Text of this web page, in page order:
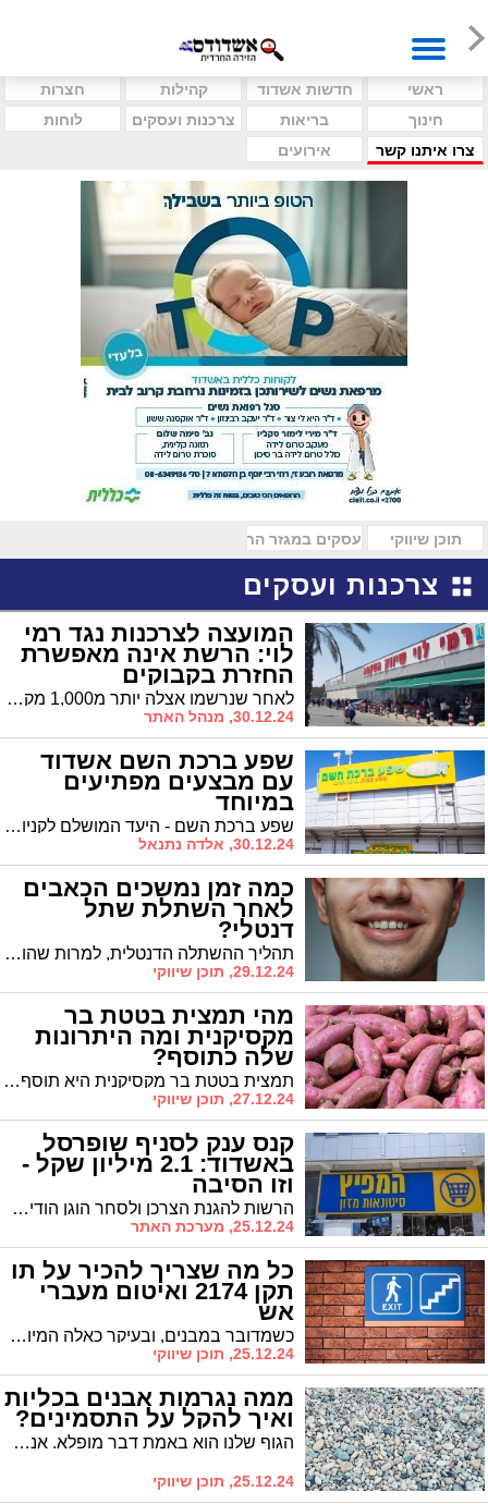
ראשי חדשות אשדוד קהילות
חצרות
חינוך
בריאות צרכנות ועסקים
לוחות
צרו איתנו קשר
אירועים
תוכן שיווקי עסקים במגזר החרדי
צרכנות ועסקים
המועצה לצרכנות נגד רמי
לוי: הרשת אינה מאפשרת
החזרת בקבוקים
לאחר שנרשמו אצלה יותר מ1,000 מקרים שבהם לא התאפשר להחזיר בקבוקים ברשת 'רמי לוי' מגישה המועצה הישראלית לצרכנות תביעה נגד הרשת: "פוגעת באוכלוסיות החלשות"
30.12.24, מנהל האתר
שפע ברכת השם אשדוד
עם מבצעים מפתיעים
במיוחד
שפע ברכת השם - היעד המושלם לקניות השבועיות: עם מבצעים מפתיעים, מחירים אטרקטיביים ומגוון רחב של מוצרים
30.12.24, אלדה נתנאל
כמה זמן נמשכים הכאבים
לאחר השתלת שתל
דנטלי?
תהליך ההשתלה הדנטלית, למרות שהוא נחשב לפעולה בטוחה ומתקדמת, כרוך במידה מסוימת של אי נוחות או כאב. עם זאת, הכאב אינו נמשך לאורך זמן רב ובדרך כלל מדובר באי נוחות זמנית שניתן להתמודד איתה בקלות יחסית. במאמר זה נדון בכמה זמן נמשכים הכאבים ומה ניתן לעשות כדי להקל עליהם.
29.12.24, תוכן שיווקי
מהי תמצית בטטת בר
מקסיקנית ומה היתרונות
שלה כתוסף?
תמצית בטטת בר מקסיקנית היא תוסף תזונה טבעי שמופק מצמח ה-Dioscorea villosa מכונה בטטת בר מקסיקנית.
27.12.24, תוכן שיווקי
קנס ענק לסניף שופרסל
באשדוד: 2.1 מיליון שקל -
וזו הסיבה
הרשות להגנת הצרכן ולסחר הוגן הודיעה אתמול על כוונתה להטיל קנס חסר תקדים בסך 2.1 מיליון שקלים על סניף "המפיץ" של רשת שופרסל באשדוד בעקבות שורת הפרות של חוק הגנת הצרכן.
25.12.24, מערכת האתר
כל מה שצריך להכיר על תו
תקן 2174 ואיטום מעברי
אש
כשמדובר במבנים, ובעיקר כאלה המיועדים לשהייה של אנשים, הבטיחות היא מעל לכל והיא נושא שאסור להקל בו ראש. כדי להשיג את הבטיחות החשובה הזו, יש לא מעט פעולות שצריך לנקוט, ביניהן איטום מעברי אש, המספקים הגנה למבנים ולדיירים בהם מפני התפשטות שריפה לא רצויה. כאן נכנס לתמונה תקן 2174 של מכון התקנים הישראלי, הנוגע בדיוק בנקודה זו של איטום מעברי אש במבנים ועוסק בכל מה שצריך כדי לוודא שאכן מקדמים ופועלים למען מימושו. מה עוד צריך לדעת עליו ומדוע חשוב כל כך ליישמו? תשובות לשאלות אלו ונוספות, לפניכם.
25.12.24, תוכן שיווקי
ממה נגרמות אבנים בכליות
ואיך להקל על התסמינים?
הגוף שלנו הוא באמת דבר מופלא. אנחנו לא תמיד מודעים לכך. הגוף שלנו למעשה משרת אותנו היטב, במידה כזו שמאפשרת לנו לעשות כל מה שאנחנו רוצים בלי שום מגבלה. אם אנחנו רוצים ללכת, לשבת, לאכול, לעבוד וכן הלאה. אבל, באופן טבעי, ברגע בו אנחנו מרגישים לא טוב, פתאום אנחנו מגלים כי לגוף שלנו יש מגבלות.
25.12.24, תוכן שיווקי